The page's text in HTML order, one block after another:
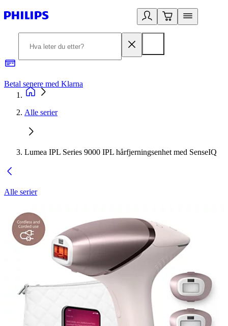
Betal senere med Klarna
Alle serier
Lumea IPL Series 9000 IPL hårfjerningsenhet med SenseIQ
Alle serier